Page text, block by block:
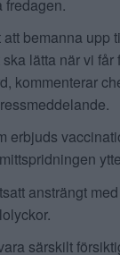
fredagen.
bemanna upp
lätta när vi
kommenterar
erbjuds
ansträngt
särskilt